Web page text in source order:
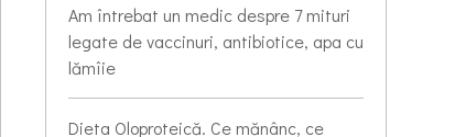
Am întrebat un medic despre 7 mituri
legate de vaccinuri, antibiotice, apa cu
lămîie
Dieta Oloproteică. Ce mănânc, ce